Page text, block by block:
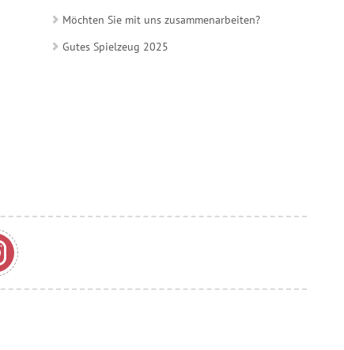
Möchten Sie mit uns zusammenarbeiten?
Gutes Spielzeug 2025